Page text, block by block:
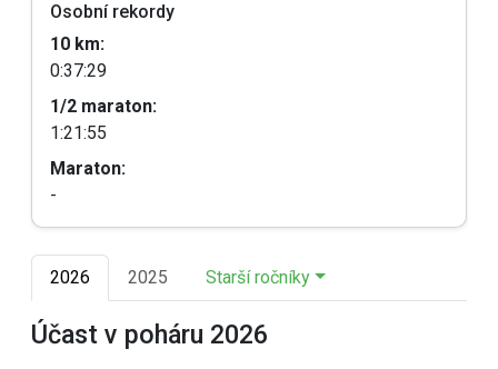
Osobní rekordy
10 km:
0:37:29
1/2 maraton:
1:21:55
Maraton:
-
2026 2025 Starší ročníky
Účast v poháru 2026